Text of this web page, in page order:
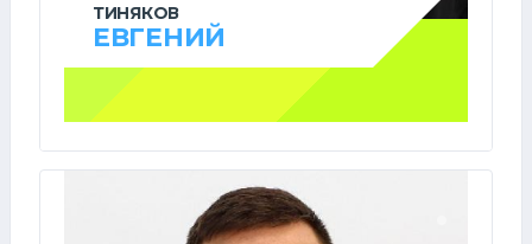
ТИНЯКОВ
ЕВГЕНИЙ